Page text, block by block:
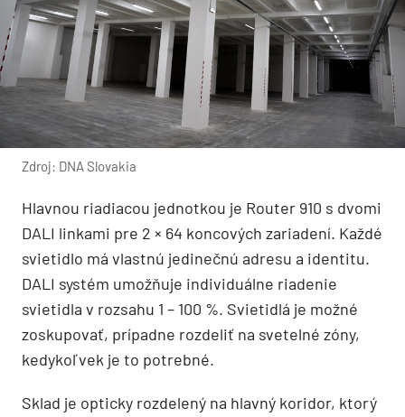
Zdroj: DNA Slovakia
Hlavnou riadiacou jednotkou je Router 910 s dvomi
DALI linkami pre 2 × 64 koncových zariadení. Každé
svietidlo má vlastnú jedinečnú adresu a identitu.
DALI systém umožňuje individuálne riadenie
svietidla v rozsahu 1 – 100 %. Svietidlá je možné
zoskupovať, prípadne rozdeliť na svetelné zóny,
kedykoľvek je to potrebné.
Sklad je opticky rozdelený na hlavný koridor, ktorý